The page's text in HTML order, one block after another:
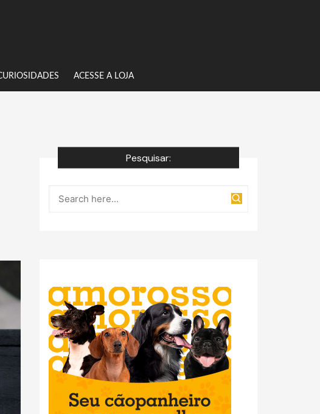
ACESSE A LOJA
Pesquisar: